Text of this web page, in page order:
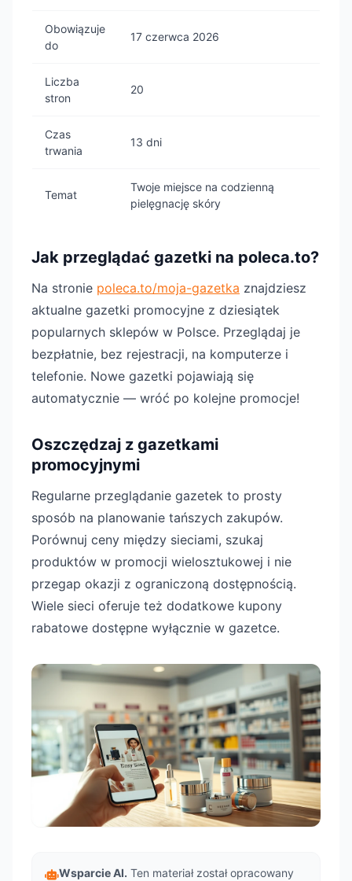
Obowiązuje
do
17 czerwca 2026
Liczba
stron
20
Czas
trwania
13 dni
Temat
Twoje miejsce na codzienną
pielęgnację skóry
Jak przeglądać gazetki na poleca.to?
Na stronie poleca.to/moja-gazetka znajdziesz
aktualne gazetki promocyjne z dziesiątek
popularnych sklepów w Polsce. Przeglądaj je
bezpłatnie, bez rejestracji, na komputerze i
telefonie. Nowe gazetki pojawiają się
automatycznie — wróć po kolejne promocje!
Oszczędzaj z gazetkami
promocyjnymi
Regularne przeglądanie gazetek to prosty
sposób na planowanie tańszych zakupów.
Porównuj ceny między sieciami, szukaj
produktów w promocji wielosztukowej i nie
przegap okazji z ograniczoną dostępnością.
Wiele sieci oferuje też dodatkowe kupony
rabatowe dostępne wyłącznie w gazetce.
Wsparcie AI. Ten materiał został opracowany